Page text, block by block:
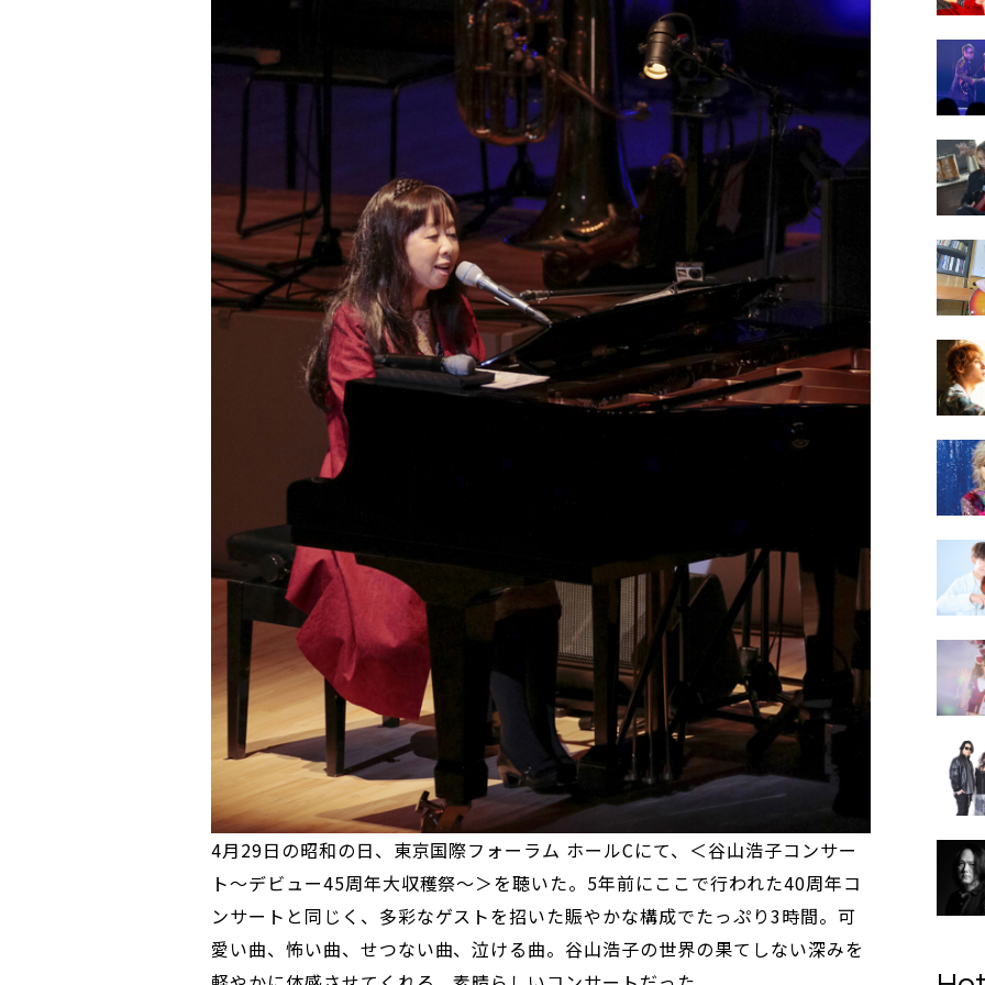
4月29日の昭和の日、東京国際フォーラム ホールCにて、＜谷山浩子コンサー
ト～デビュー45周年大収穫祭～＞を聴いた。5年前にここで行われた40周年コ
ンサートと同じく、多彩なゲストを招いた賑やかな構成でたっぷり3時間。可
愛い曲、怖い曲、せつない曲、泣ける曲。谷山浩子の世界の果てしない深みを